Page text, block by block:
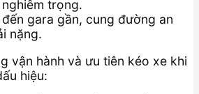
trọng.
gara gần, cung đường an
nặng.
vận hành và ưu tiên kéo xe khi
hiệu: